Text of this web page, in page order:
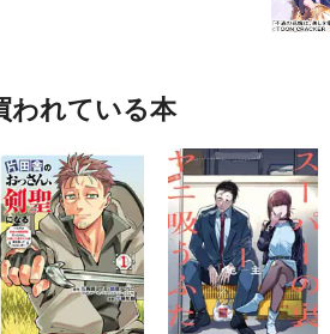
われている本